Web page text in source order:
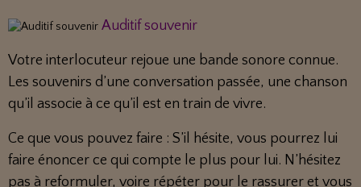
Auditif souvenir
Votre interlocuteur rejoue une bande sonore connue.
Les souvenirs d’une conversation passée, une chanson
qu’il associe à ce qu’il est en train de vivre.
Ce que vous pouvez faire : S’il hésite, vous pourrez lui
faire énoncer ce qui compte le plus pour lui. N’hésitez
pas à reformuler, voire répéter pour le rassurer et vous